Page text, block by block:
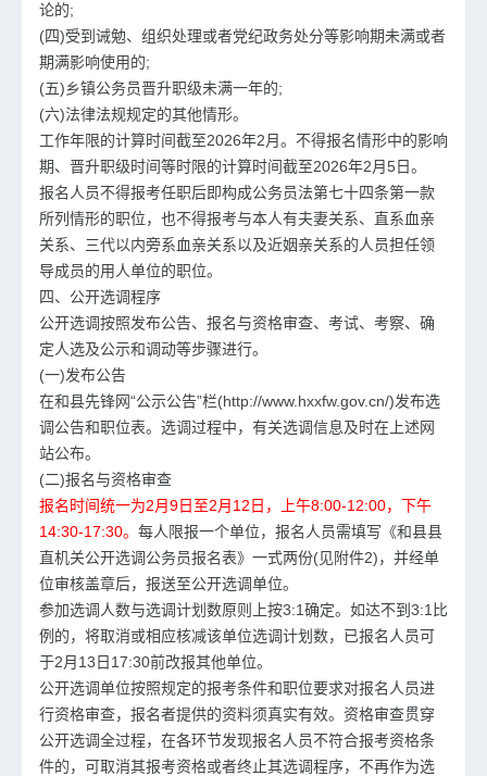
论的;
(四)受到诫勉、组织处理或者党纪政务处分等影响期未满或者
期满影响使用的;
(五)乡镇公务员晋升职级未满一年的;
(六)法律法规规定的其他情形。
工作年限的计算时间截至2026年2月。不得报名情形中的影响
期、晋升职级时间等时限的计算时间截至2026年2月5日。
报名人员不得报考任职后即构成公务员法第七十四条第一款
所列情形的职位，也不得报考与本人有夫妻关系、直系血亲
关系、三代以内旁系血亲关系以及近姻亲关系的人员担任领
导成员的用人单位的职位。
四、公开选调程序
公开选调按照发布公告、报名与资格审查、考试、考察、确
定人选及公示和调动等步骤进行。
(一)发布公告
在和县先锋网“公示公告”栏(http://www.hxxfw.gov.cn/)发布选
调公告和职位表。选调过程中，有关选调信息及时在上述网
站公布。
(二)报名与资格审查
报名时间统一为2月9日至2月12日，上午8:00-12:00，下午
14:30-17:30。 每人限报一个单位，报名人员需填写《和县县
直机关公开选调公务员报名表》一式两份(见附件2)，并经单
位审核盖章后，报送至公开选调单位。
参加选调人数与选调计划数原则上按3:1确定。如达不到3:1比
例的，将取消或相应核减该单位选调计划数，已报名人员可
于2月13日17:30前改报其他单位。
公开选调单位按照规定的报考条件和职位要求对报名人员进
行资格审查，报名者提供的资料须真实有效。资格审查贯穿
公开选调全过程，在各环节发现报名人员不符合报考资格条
件的，可取消其报考资格或者终止其选调程序，不再作为选